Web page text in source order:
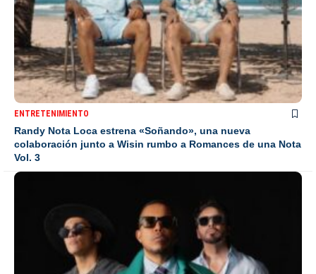
ENTRETENIMIENTO
Randy Nota Loca estrena «Soñando», una nueva
colaboración junto a Wisin rumbo a Romances de una Nota
Vol. 3